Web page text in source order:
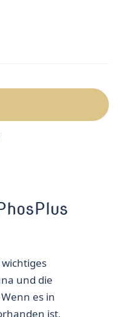
und die
es in
ist,